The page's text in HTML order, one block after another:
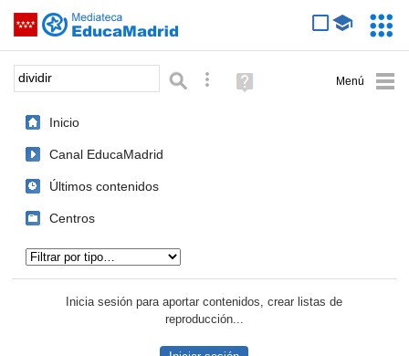
Saltar navegación
Palabra o frase: Búsqueda avanzada
Ayuda
(en
Inicio
Canal EducaMadrid
Últimos contenidos
Centros
Inicia sesión para aportar contenidos, crear listas de
reproducción...